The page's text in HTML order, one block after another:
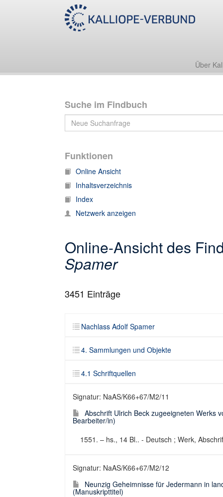
Über
Suche im Findbuch
Funktionen
Online Ansicht
Inhaltsverzeichnis
Index
Netzwerk anzeigen
Online-Ansicht des
Spamer
3451 Einträge
Nachlass Adolf Spamer
4. Sammlungen und Objekte
Nachlass Adolf Spamer
4. Sammlungen und Objekte
4.1 Schriftquellen
Signatur: NaAS/K66+67/M2/11
Abschrift Ulrich Beck zugeeigneten Werks
Bearbeiter/in)
1551. – hs., 14 Bl.. - Deutsch ; Werk,
Signatur: NaAS/K66+67/M2/12
Neunzig Geheimnisse für Jedermann in
(Manuskripttitel)